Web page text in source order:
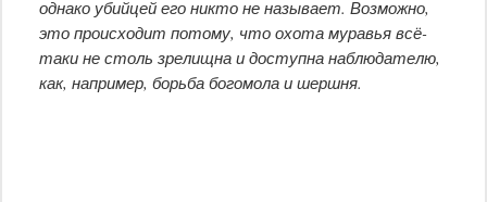
однако убийцей его никто не называет. Возможно,
это происходит потому, что охота муравья всё-
таки не столь зрелищна и доступна наблюдателю,
как, например, борьба богомола и шершня.